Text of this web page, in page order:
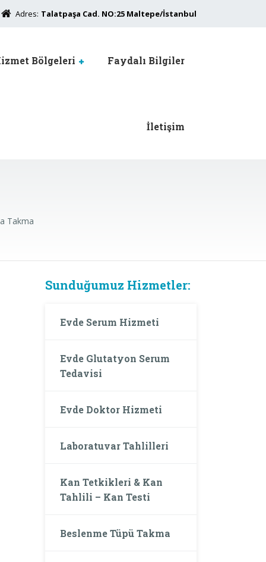
Adres: Talatpaşa Cad. NO:25 Maltepe/İstanbul
Bölgeleri Faydalı Bilgiler
İletişim
Takma
Sunduğumuz Hizmetler:
Evde Serum Hizmeti
Evde Glutatyon Serum
Tedavisi
Evde Doktor Hizmeti
Laboratuvar Tahlilleri
Kan Tetkikleri & Kan
Tahlili – Kan Testi
Beslenme Tüpü Takma